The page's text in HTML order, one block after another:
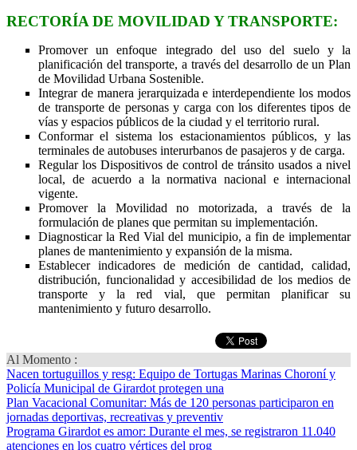
RECTORÍA DE MOVILIDAD Y TRANSPORTE:
Promover un enfoque integrado del uso del suelo y la
planificación del transporte, a través del desarrollo de un Plan
de Movilidad Urbana Sostenible.
Integrar de manera jerarquizada e interdependiente los modos
de transporte de personas y carga con los diferentes tipos de
vías y espacios públicos de la ciudad y el territorio rural.
Conformar el sistema los estacionamientos públicos, y las
terminales de autobuses interurbanos de pasajeros y de carga.
Regular los Dispositivos de control de tránsito usados a nivel
local, de acuerdo a la normativa nacional e internacional
vigente.
Promover la Movilidad no motorizada, a través de la
formulación de planes que permitan su implementación.
Diagnosticar la Red Vial del municipio, a fin de implementar
planes de mantenimiento y expansión de la misma.
Establecer indicadores de medición de cantidad, calidad,
distribución, funcionalidad y accesibilidad de los medios de
transporte y la red vial, que permitan planificar su
mantenimiento y futuro desarrollo.
Al Momento :
Nacen tortuguillos y resg: Equipo de Tortugas Marinas Choroní y
Policía Municipal de Girardot protegen una
Plan Vacacional Comunitar: Más de 120 personas participaron en
jornadas deportivas, recreativas y preventiv
Programa Girardot es amor: Durante el mes, se registraron 11.040
atenciones en los cuatro vértices del prog